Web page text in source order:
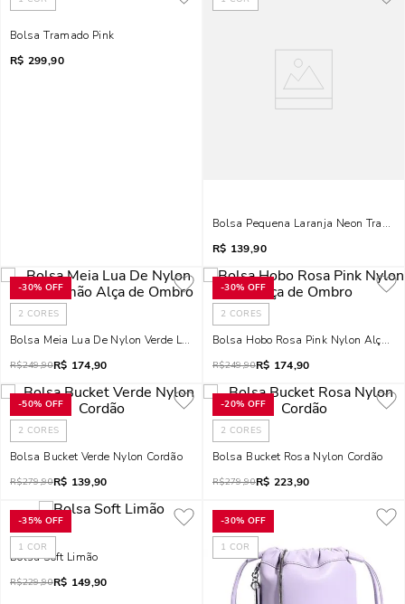
Bolsa Tramado Pink
R$ 299,90
Bolsa Pequena Laranja Neon
R$ 139,90
-30% OFF
2 CORES
Bolsa Meia Lua De Nylon Verde Limão Alça De Ombro
R$249,90R$ 174,90
-30% OFF
2 CORES
Bolsa Hobo Rosa Pink Nylon Alça
R$249,90R$ 174,90
-50% OFF
2 CORES
Bolsa Bucket Verde Nylon Cordão
R$279,90R$ 139,90
-20% OFF
2 CORES
Bolsa Bucket Rosa Nylon Cordão
R$279,90R$ 223,90
-35% OFF
1 COR
Bolsa Soft Limão
R$229,90R$ 149,90
-30% OFF
1 COR